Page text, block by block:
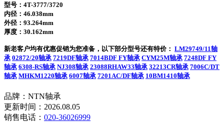
型号： 4T-3777/3720
内径：46.038mm
外径：93.264mm
厚度：30.162mm
新老客户均有优惠促销为您准备，以下部分型号还有特价： LM29749/11轴
承 02872/20轴承 7219DF轴承 7014BDF FY轴承 CYM25M轴承 7248DF FY
轴承 6308-RS轴承 NJ308轴承 23088RHAW33轴承 32213CR轴承 7006C/DT
轴承 MHKM1220轴承 6007轴承 7201AC/DF轴承 10BM1410轴承
品牌：NTN轴承
更新时间：2026.08.05
销售电话： 020-36026999